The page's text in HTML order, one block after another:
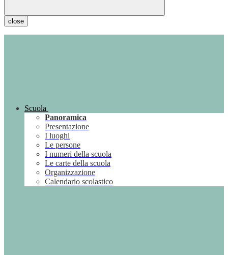
close
Scuola
Panoramica
Presentazione
I luoghi
Le persone
I numeri della scuola
Le carte della scuola
Organizzazione
Calendario scolastico